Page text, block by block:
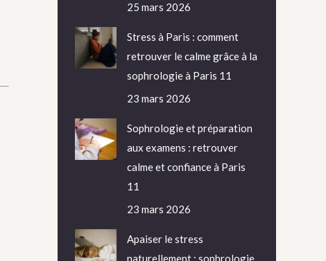
25 mars 2026
Stress à Paris : comment
retrouver le calme grâce à la
sophrologie à Paris 11
23 mars 2026
Sophrologie et préparation
aux examens : retrouver
calme et confiance à Paris
11
23 mars 2026
Apaiser le stress
naturellement : sophrologie